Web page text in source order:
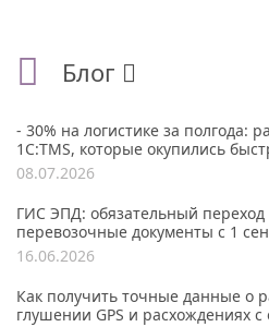
Блог
- 30% на логистике за полгода:
1С:TMS, которые окупились
08.07.2026
ГИС ЭПД: обязательный
перевозочные документы с 1
16.06.2026
Как получить точные данные о
глушении GPS и расхождениях